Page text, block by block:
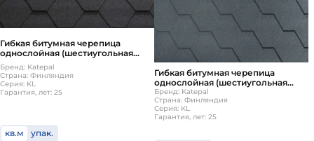
Гибкая битумная черепица
однослойная (шестиугольная
нарезка, соты) Katepal KL Черный
Бренд: Katepal
Страна: Финляндия
Серия: KL
Гарантия, лет: 25
кв.м упак.
Гибкая битумная черепица
однослойная (шестиугольная
нарезка, соты) Katepal KL Серый
Бренд: Katepal
Страна: Финляндия
Серия: KL
Гарантия, лет: 25